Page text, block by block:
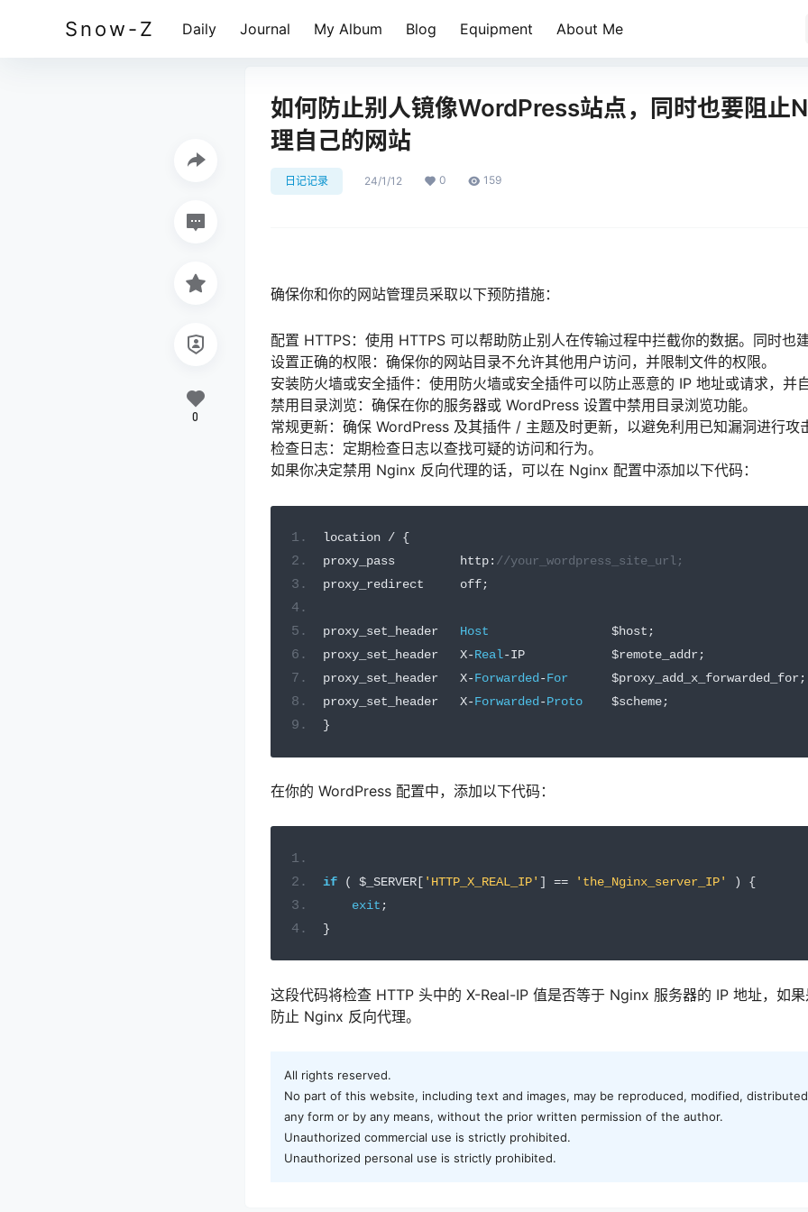
Snow-Z Daily Journal My Album Blog Equipment About Me
如何防止别人镜像WordPress站点，同时也要阻止
理自己的网站
日记记录 24/1/12 0 159
确保你和你的网站管理员采取以下预防措施：
配置 HTTPS：使用 HTTPS 可以帮助防止别人在传输过程中拦截你的数据。同时也
设置正确的权限：确保你的网站目录不允许其他用户访问，并限制文件的权限。
安装防火墙或安全插件：使用防火墙或安全插件可以防止恶意的 IP 地址或请求，并
禁用目录浏览：确保在你的服务器或 WordPress 设置中禁用目录浏览功能。
常规更新：确保 WordPress 及其插件 / 主题及时更新，以避免利用已知漏洞进行攻
检查日志：定期检查日志以查找可疑的访问和行为。
如果你决定禁用 Nginx 反向代理的话，可以在 Nginx 配置中添加以下代码：
location / {
proxy_pass         http: //your_wordpress_site_url;
proxy_redirect     off;
proxy_set_header Host
                 $host
;
proxy_set_header   X-Real-IP            $remote_addr ;
proxy_set_header   X-Forwarded -For
      $proxy_add_x_forwarded_for
;
proxy_set_header   X-Forwarded -Proto
    $scheme
;
}
在你的 WordPress 配置中，添加以下代码：
if ( $_SERVER[ 'HTTP_X_REAL_IP' ] == 'the_Nginx_server_IP' )
{
exit ;
}
这段代码将检查 HTTP 头中的 X-Real-IP 值是否等于 Nginx 服务器的 IP 地址，如
防止 Nginx 反向代理。
All rights reserved.
No part of this website, including text and images, may be reproduced, modified,
any form or by any means, without the prior written permission of the author.
Unauthorized commercial use is strictly prohibited.
Unauthorized personal use is strictly prohibited.
0